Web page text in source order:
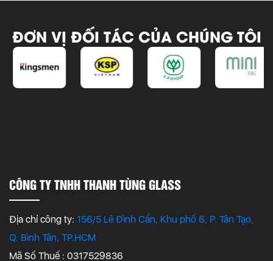
ĐƠN VỊ ĐỐI TÁC CỦA CHÚNG TÔI
CÔNG TY TNHH THANH TÙNG GLASS
Địa chỉ công ty: 156/5 Lê Đình Cẩn, Khu phố 6, P. Tân Tạo,
Q. Bình Tân, TP.HCM
Mã Số Thuế : 0317529836